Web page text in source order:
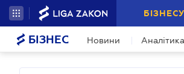
БІЗНЕСУ
БІЗНЕС Новини Аналітика